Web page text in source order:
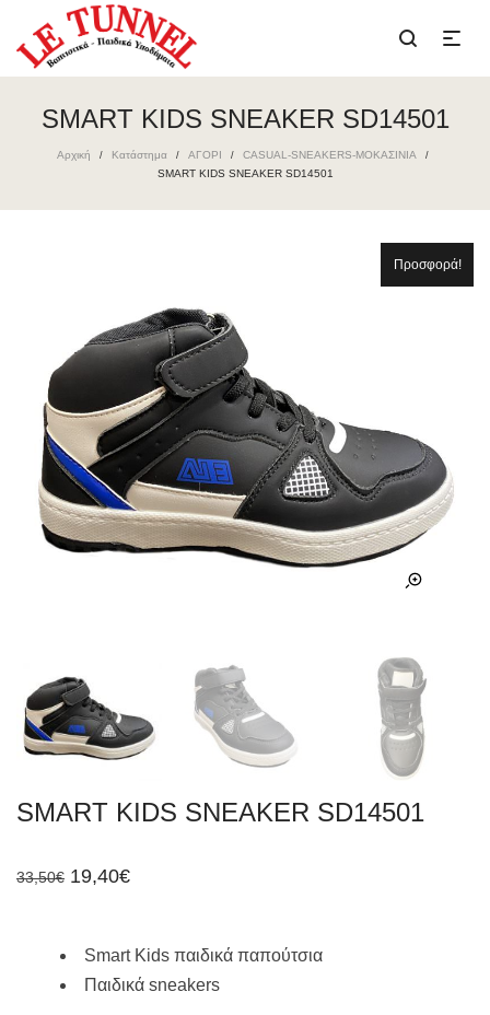
SMART KIDS SNEAKER SD14501
Αρχική / Κατάστημα / ΑΓΟΡΙ / CASUAL-SNEAKERS-ΜΟΚΑΣΙΝΙΑ /
SMART KIDS SNEAKER SD14501
Προσφορά!
SMART KIDS SNEAKER SD14501
33,50€ Original
19,40€Η
19,40€.
Smart Kids παιδικά παπούτσια
Παιδικά sneakers